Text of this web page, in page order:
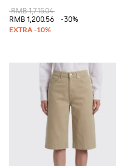
RMB 1,715.04
RMB 1,200.56
-30%